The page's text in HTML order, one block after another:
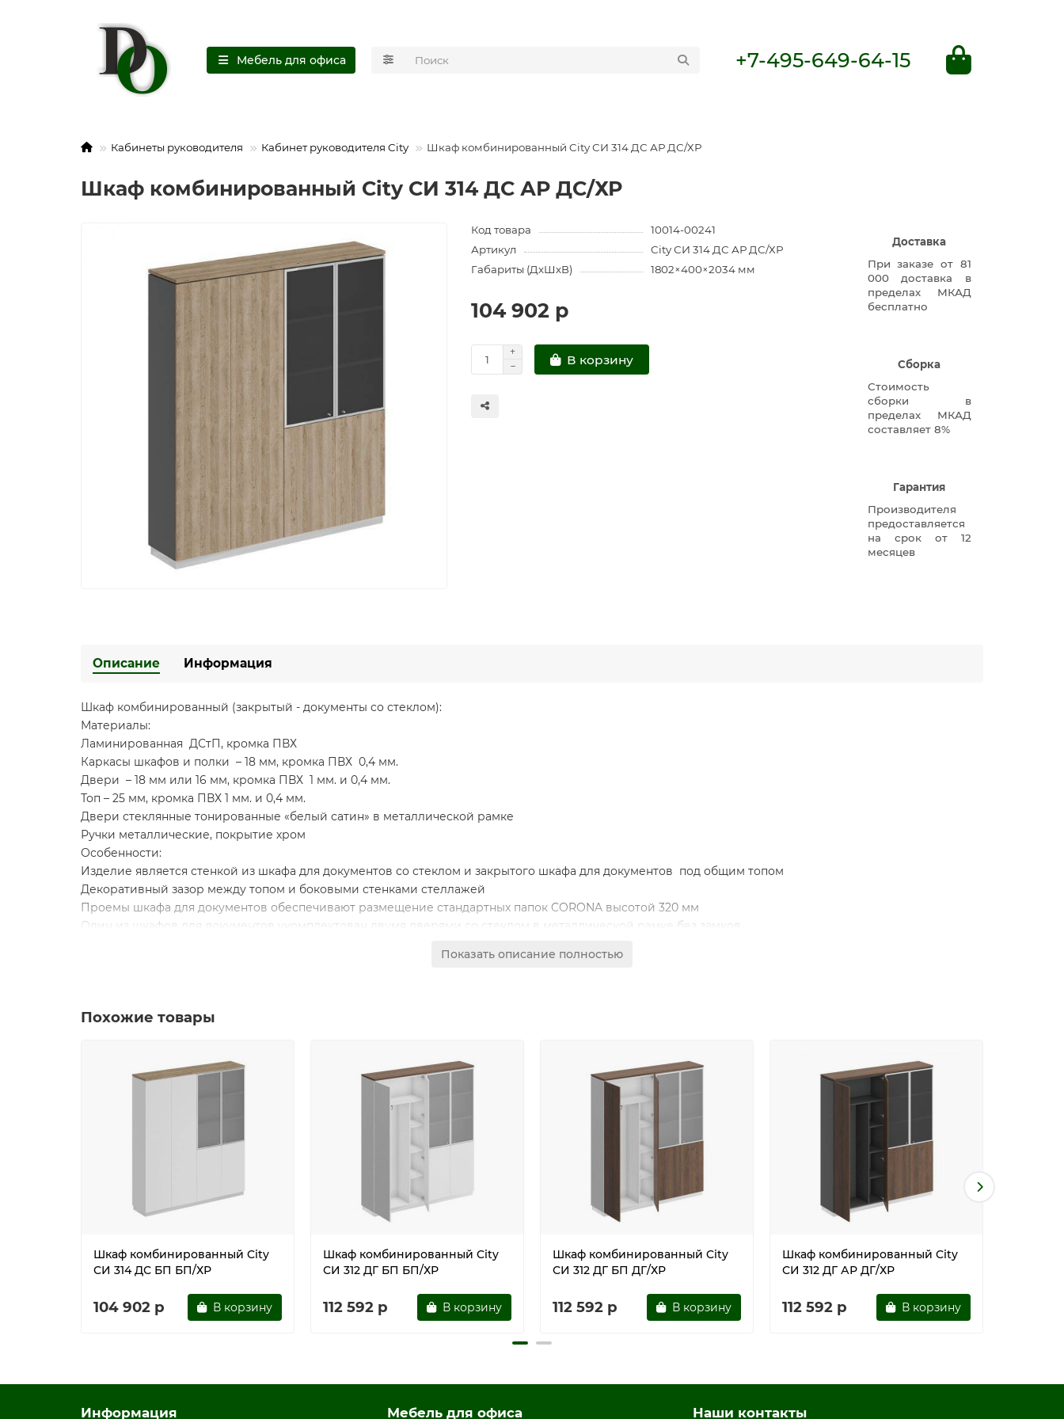
Мебель для офиса +7-495-649-64-15
Кабинеты руководителя Кабинет руководителя City Шкаф комбинированный City СИ 314 ДС АР ДС/ХР
Шкаф комбинированный City СИ 314 ДС АР ДС/ХР
Код товара
10014-00241
Артикул
City СИ 314 ДС АР ДС/ХР
Габариты (ДхШхВ)
1802×400×2034 мм
104 902 р
В корзину
Доставка
При заказе от 81
000 доставка в
пределах МКАД
бесплатно
Сборка
Стоимость
сборки в
пределах МКАД
составляет 8%
Гарантия
Производителя
предоставляется
на срок от 12
месяцев
Описание Информация
Шкаф комбинированный (закрытый - документы со стеклом):
Материалы:
Ламинированная ДСтП, кромка ПВХ
Каркасы шкафов и полки – 18 мм, кромка ПВХ 0,4 мм.
Двери – 18 мм или 16 мм, кромка ПВХ 1 мм. и 0,4 мм.
Топ – 25 мм, кромка ПВХ 1 мм. и 0,4 мм.
Двери стеклянные тонированные «белый сатин» в металлической рамке
Ручки металлические, покрытие хром
Особенности:
Изделие является стенкой из шкафа для документов со стеклом и закрытого шкафа для документов под общим топом
Декоративный зазор между топом и боковыми стенками стеллажей
Проемы шкафа для документов обеспечивают размещение стандартных папок CORONA высотой 320 мм
Один из шкафов для документов укомплектован двумя дверями со стеклом в металлической рамке без замков
Изделие поставляется в разобранном виде
Показать описание полностью
Похожие товары
Шкаф комбинированный City
СИ 314 ДС БП БП/ХР
104 902 р В корзину
Шкаф комбинированный City
СИ 312 ДГ БП БП/ХР
112 592 р В корзину
Шкаф комбинированный City
СИ 312 ДГ БП ДГ/ХР
112 592 р В корзину
Шкаф комбинированный City
СИ 312 ДГ АР ДГ/ХР
112 592 р В корзину
Информация Мебель для офиса Наши контакты